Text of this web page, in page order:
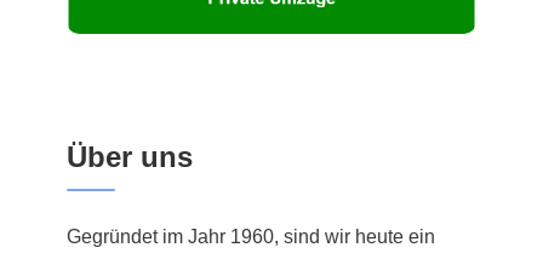
Über uns
Gegründet im Jahr 1960, sind wir heute ein